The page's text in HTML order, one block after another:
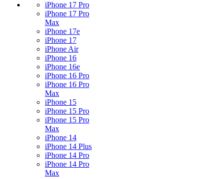
iPhone 17 Pro
iPhone 17 Pro
Max
iPhone 17e
iPhone 17
iPhone Air
iPhone 16
iPhone 16e
iPhone 16 Pro
iPhone 16 Pro
Max
iPhone 15
iPhone 15 Pro
iPhone 15 Pro
Max
iPhone 14
iPhone 14 Plus
iPhone 14 Pro
iPhone 14 Pro
Max